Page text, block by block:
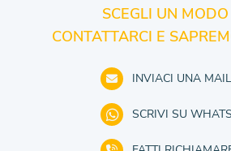
SCEGLI UN
CONTATTARCI E
INVIACI UNA MAIL
SCRIVI SU